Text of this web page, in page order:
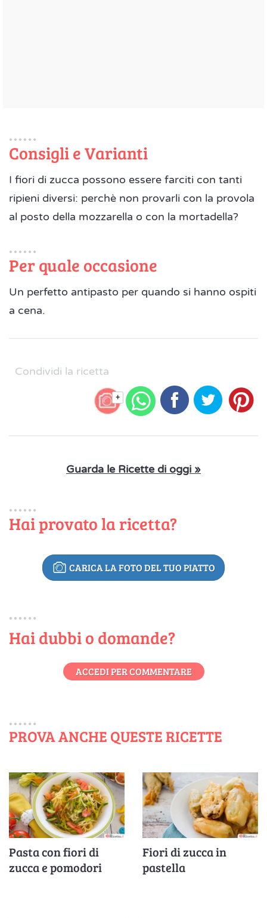
Consigli e Varianti
I fiori di zucca possono essere farciti con tanti
ripieni diversi: perchè non provarli con la provola
al posto della mozzarella o con la mortadella?
Per quale occasione
Un perfetto antipasto per quando si hanno ospiti
a cena.
Condividi la ricetta
+
Guarda le Ricette di oggi »
Hai provato la ricetta?
CARICA LA FOTO DEL TUO PIATTO
Hai dubbi o domande?
ACCEDI PER COMMENTARE
PROVA ANCHE QUESTE RICETTE
Pasta con fiori di
zucca e pomodori
Fiori di zucca in
pastella